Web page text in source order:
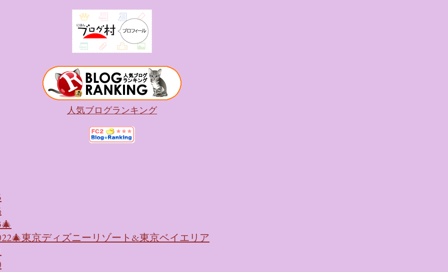
いきます。ロビーではお花をまとったポムポムプリンが出
迎えてくれます。 幻想的な共有スペース ：きらめく光に満
ちたガーデンや、美しいボールルーム（舞踏会）、さらに
の隣に座れるエリア）など、写真映え間違いなしの空間が
広がります。 🛌 2. 個性あふれる「9つの客室（テーマルー
ム）」 イベントの目玉となるのが、サンリオの人気キャラ
クターたちがそれぞれの“好き”や理想を詰め込んでデザイ
ンした客室のエリアです。 ハローキティ...
人気ブログランキング
東京ディズニーリゾート&東京ベイエリア